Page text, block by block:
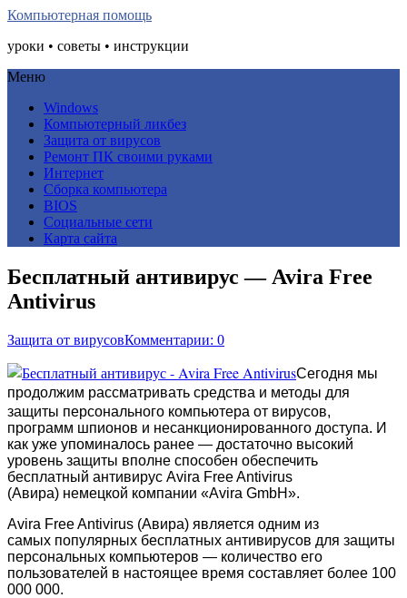
Компьютерная помощь
уроки • советы • инструкции
Меню
Windows
Компьютерный ликбез
Защита от вирусов
Ремонт ПК своими руками
Интернет
Сборка компьютера
BIOS
Социальные сети
Карта сайта
Бесплатный антивирус — Avira Free
Antivirus
Защита от вирусовКомментарии: 0
Сегодня мы
продолжим рассматривать средства и методы для
защиты персонального компьютера от вирусов,
программ шпионов и несанкционированного доступа. И
как уже упоминалось ранее — достаточно высокий
уровень защиты вполне способен обеспечить
бесплатный антивирус Avira Free Antivirus
(Авира) немецкой компании «Avira GmbH».
Avira Free Antivirus (Авира) является одним из
самых популярных бесплатных антивирусов для защиты
персональных компьютеров — количество его
пользователей в настоящее время составляет более 100
000 000.